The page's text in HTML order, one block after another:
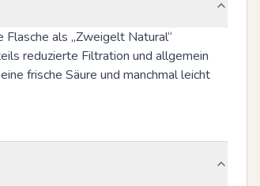
als „Zweigelt Natural“
reduzierte Filtration und allgemein
frische Säure und manchmal leicht